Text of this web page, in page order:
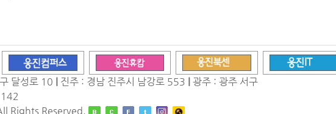
달성로 10 | 진주 : 경남 진주시 남강로 553 | 광주 : 광주 서구
142
Rights Reserved.